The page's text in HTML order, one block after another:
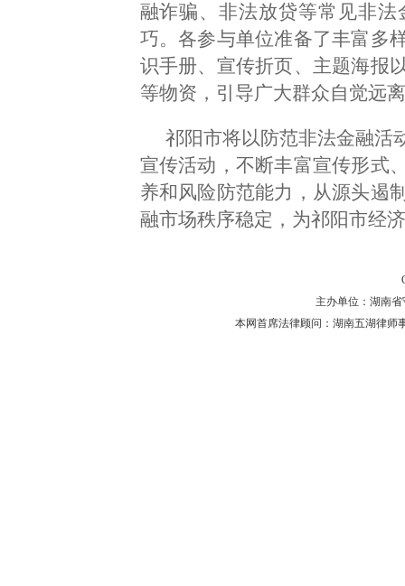
融诈骗、非法放贷等常见非
巧。各参与单位准备了丰富多
识手册、宣传折页、主题海报
等物资，引导广大群众自觉远
祁阳市将以防范非法金融活
宣传活动，不断丰富宣传形式
养和风险防范能力，从源头遏
融市场秩序稳定，为祁阳市经
主办单位：湖南省
本网首席法律顾问：湖南五湖律师